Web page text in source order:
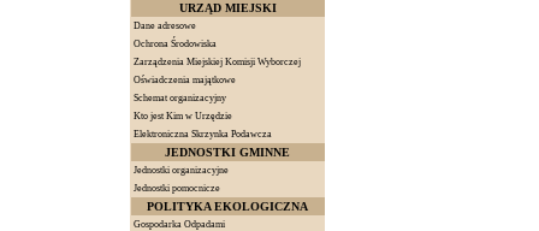
URZĄD MIEJSKI
Dane adresowe
Ochrona Środowiska
Zarządzenia Miejskiej Komisji Wyborczej
Oświadczenia majątkowe
Schemat organizacyjny
Kto jest Kim w Urzędzie
Elektroniczna Skrzynka Podawcza
JEDNOSTKI GMINNE
Jednostki organizacyjne
Jednostki pomocnicze
POLITYKA EKOLOGICZNA
Gospodarka Odpadami